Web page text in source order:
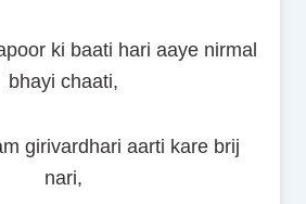
ki baati hari aaye nirmal
bhayi chaati,
girivardhari aarti kare brij
nari,